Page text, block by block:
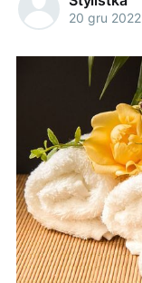
20 gru 2022